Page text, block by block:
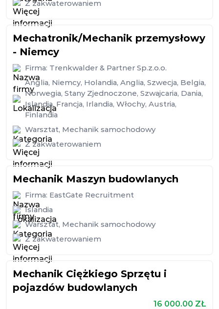
Z zakwaterowaniem
Mechatronik/Mechanik przemysłowy
- Niemcy
Firma: Trenkwalder & Partner Sp.z.o.o.
Anglia, Niemcy, Holandia, Anglia, Szwecja, Belgia,
Norwegia, Stany Zjednoczone, Szwajcaria, Dania,
Islandia, Francja, Irlandia, Włochy, Austria,
Finlandia
Warsztat, Mechanik samochodowy
Z zakwaterowaniem
Mechanik Maszyn budowlanych
Firma: EastGate Recruitment
Islandia
Warsztat, Mechanik samochodowy
Z zakwaterowaniem
Mechanik Ciężkiego Sprzętu i
pojazdów budowlanych
16 000.00 ZŁ